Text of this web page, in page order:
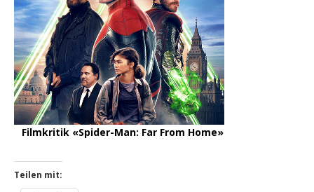
Filmkritik «Spider-Man: Far From Home»
Teilen mit: